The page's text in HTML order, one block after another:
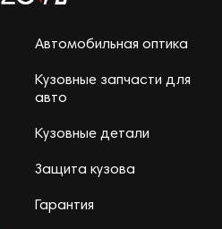
Автомобильная оптика
Кузовные запчасти для
авто
Кузовные детали
Защита кузова
Гарантия